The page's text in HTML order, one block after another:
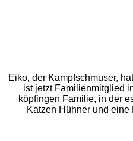
Eiko, der Kampfschmuser,
ist jetzt Familienmitglied
köpfingen Familie, in der
Katzen Hühner und